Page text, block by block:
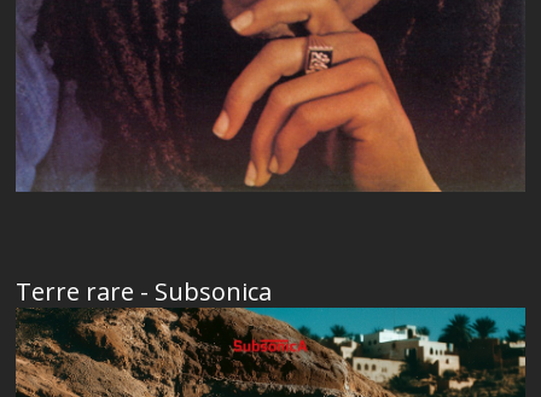
Terre rare - Subsonica